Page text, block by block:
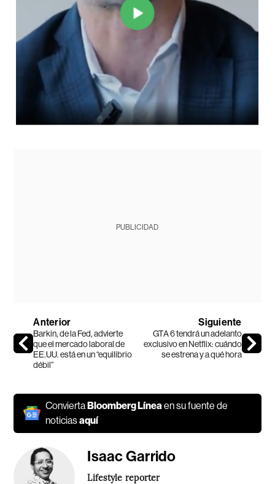
PUBLICIDAD
Anterior
Barkin, de la Fed, advierte
que el mercado laboral de
EE.UU. está en un “equilibrio
débil”
Siguiente
GTA 6 tendrá un adelanto
exclusivo en Netflix: cuándo
se estrena y a qué hora
ConviertaBloomberg Línea en su fuente de
noticiasaquí
Isaac Garrido
Lifestyle reporter